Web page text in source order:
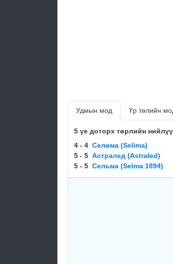
Удмын мод Үр төлийн
5 үе доторх төрлийн
4 - 4 Селима (Selima)
5 - 5 Астралед (Astraled)
5 - 5 Сельма (Selma 1894)